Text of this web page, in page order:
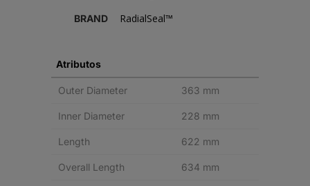
BRAND RadialSeal™
Atributos
Outer Diameter 363 mm
Inner Diameter 228 mm
Length 622 mm
Overall Length 634 mm